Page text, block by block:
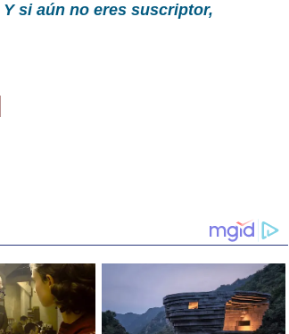
Y si aún no eres suscriptor,